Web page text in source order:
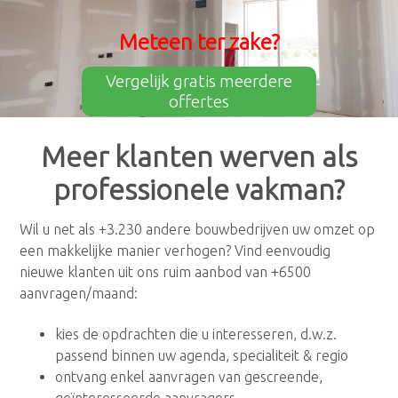
Meteen ter zake?
Vergelijk gratis meerdere
offertes
Meer klanten werven als
professionele vakman?
Wil u net als +3.230 andere bouwbedrijven uw omzet op
een makkelijke manier verhogen? Vind eenvoudig
nieuwe klanten uit ons ruim aanbod van +6500
aanvragen/maand:
kies de opdrachten die u interesseren, d.w.z.
passend binnen uw agenda, specialiteit & regio
ontvang enkel aanvragen van gescreende,